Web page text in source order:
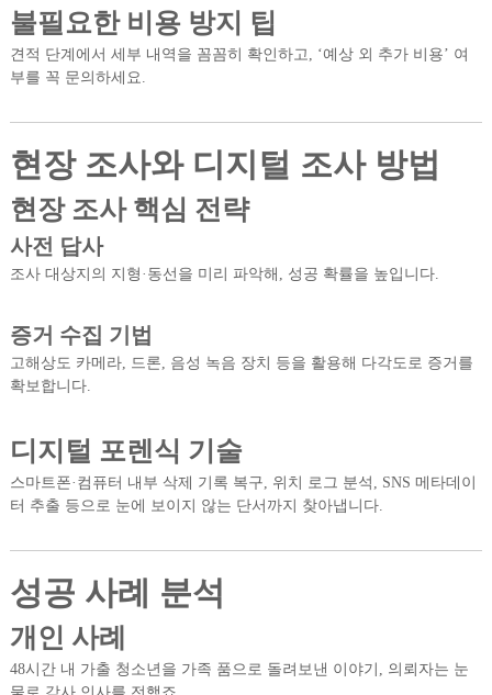
불필요한 비용 방지 팁
견적 단계에서 세부 내역을 꼼꼼히 확인하고, ‘예상 외 추가 비용’ 여
부를 꼭 문의하세요.
현장 조사와 디지털 조사 방법
현장 조사 핵심 전략
사전 답사
조사 대상지의 지형·동선을 미리 파악해, 성공 확률을 높입니다.
증거 수집 기법
고해상도 카메라, 드론, 음성 녹음 장치 등을 활용해 다각도로 증거를
확보합니다.
디지털 포렌식 기술
스마트폰·컴퓨터 내부 삭제 기록 복구, 위치 로그 분석, SNS 메타데이
터 추출 등으로 눈에 보이지 않는 단서까지 찾아냅니다.
성공 사례 분석
개인 사례
48시간 내 가출 청소년을 가족 품으로 돌려보낸 이야기, 의뢰자는 눈